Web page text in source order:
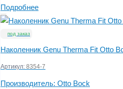
Подробнее
под заказ
Наколенник Genu Therma Fit Otto
Артикул: 8354-7
Производитель: Otto Bock